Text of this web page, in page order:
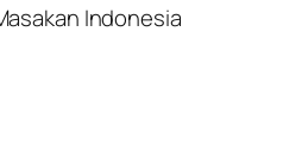
Indonesia